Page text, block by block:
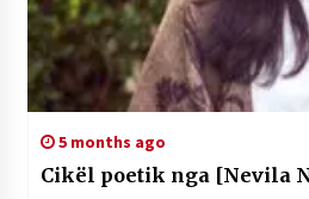
5 months ago
Cikël poetik nga [Nevila